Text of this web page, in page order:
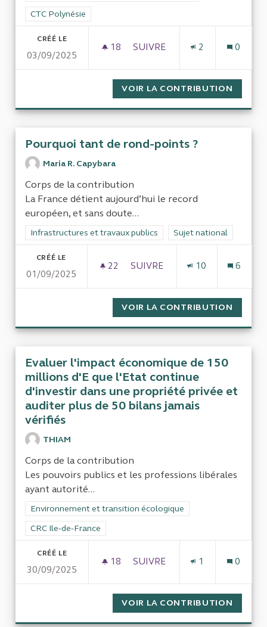
Filtrer les résultats pour le secteur : CTC Polynésie
CTC Polynésie
CRÉÉ LE
03/09/2025
18 18 ABONNÉS
SUIVRE
2 0
VOIR LA CONTRIBUTION
Pourquoi tant de rond-points ?
Maria R. Capybara
Corps de la contribution
La France détient aujourd’hui le record
européen, et sans doute...
Filtrer les résultats de la catégorie : Infrastructures et
Infrastructures et travaux publics Filtrer les résultats
Sujet national
CRÉÉ LE
01/09/2025
22 22 ABONNÉS
SUIVRE
10 6
VOIR LA CONTRIBUTION
Evaluer l'impact économique de 150
millions d'E que l'Etat continue
d'investir dans une propriété privée et
auditer plus de 50 bilans jamais
vérifiés
THIAM
Corps de la contribution
Les pouvoirs publics et les professions libérales
ayant autorité...
Filtrer les résultats de la catégorie : Environnement et
Environnement et transition écologique
Filtrer les résultats pour le secteur : CRC Ile-de-France
CRC Ile-de-France
CRÉÉ LE
30/09/2025
18 18 ABONNÉS
SUIVRE
1 0
VOIR LA CONTRIBUTION